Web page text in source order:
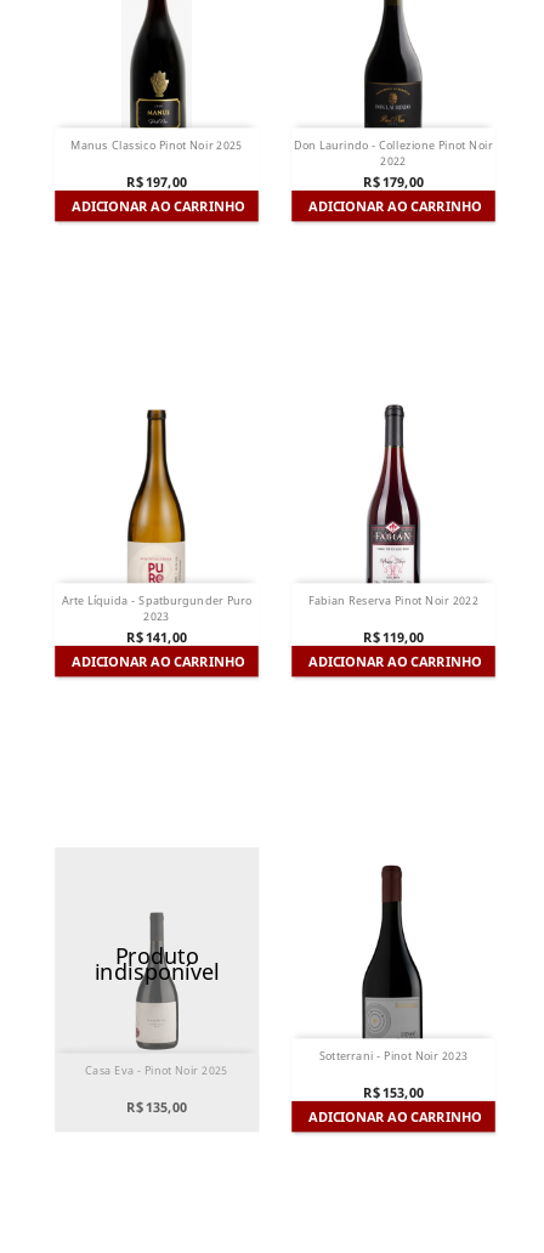
Manus Classico Pinot Noir 2025
R$ 197,00
ADICIONAR AO CARRINHO
Don Laurindo - Collezione Pinot Noir
2022
R$ 179,00
ADICIONAR AO CARRINHO
Arte Líquida - Spatburgunder Puro
2023
R$ 141,00
ADICIONAR AO CARRINHO
Fabian Reserva Pinot Noir 2022
R$ 119,00
ADICIONAR AO CARRINHO
Produto
indisponível
Casa Eva - Pinot Noir 2025
R$ 135,00
Sotterrani - Pinot Noir 2023
R$ 153,00
ADICIONAR AO CARRINHO